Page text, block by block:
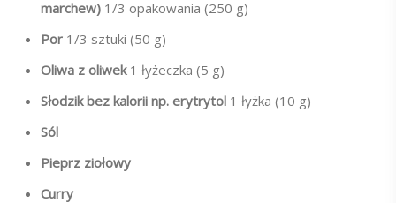
marchew) 1/3 opakowania (250 g)
Por 1/3 sztuki (50 g)
Oliwa z oliwek1 łyżeczka (5 g)
Słodzik bez kalorii np. erytrytol 1 łyżka (10 g)
Sól
Pieprz ziołowy
Curry